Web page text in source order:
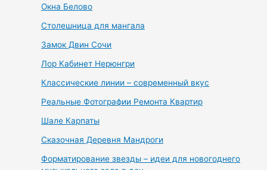
Окна Белово
Столешница для мангала
Замок Двин Сочи
Лор Кабинет Нерюнгри
Классические линии – современный вкус
Реальные Фотографии Ремонта Квартир
Шале Карпаты
Сказочная Деревня Мандроги
Форматирование звезды – идеи для новогоднего